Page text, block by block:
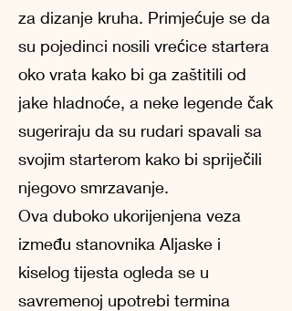
za dizanje kruha. Primjećuje se da
su pojedinci nosili vrećice startera
oko vrata kako bi ga zaštitili od
jake hladnoće, a neke legende čak
sugeriraju da su rudari spavali sa
svojim starterom kako bi spriječili
njegovo smrzavanje.
Ova duboko ukorijenjena veza
između stanovnika Aljaske i
kiselog tijesta ogleda se u
savremenoj upotrebi termina